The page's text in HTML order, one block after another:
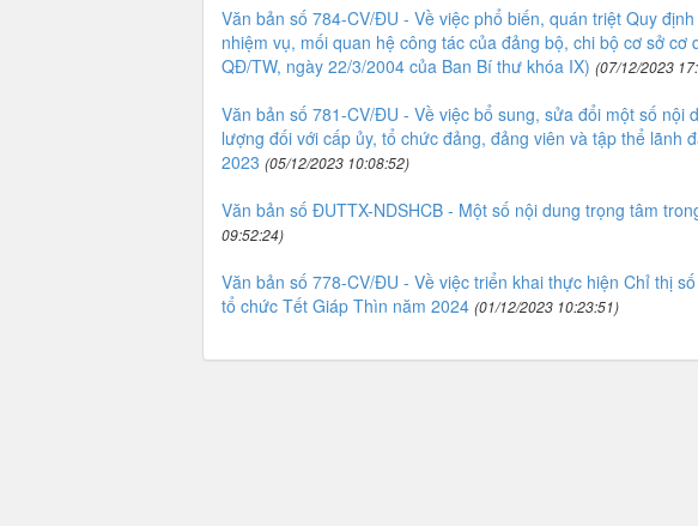
Văn bản số 784-CV/ĐU - Về việc phổ biến, quán triệt Quy
nhiệm vụ, mối quan hệ công tác của đảng bộ, chi bộ cơ sở
QĐ/TW, ngày 22/3/2004 của Ban Bí thư khóa IX) (07/12/2023
Văn bản số 781-CV/ĐU - Về việc bổ sung, sửa đổi một số nội
lượng đối với cấp ủy, tổ chức đảng, đảng viên và tập thể lãnh
2023 (05/12/2023 10:08:52)
Văn bản số ĐUTTX-NDSHCB - Một số nội dung trọng tâm
09:52:24)
Văn bản số 778-CV/ĐU - Về việc triển khai thực hiện Chỉ thị
tổ chức Tết Giáp Thìn năm 2024 (01/12/2023 10:23:51)